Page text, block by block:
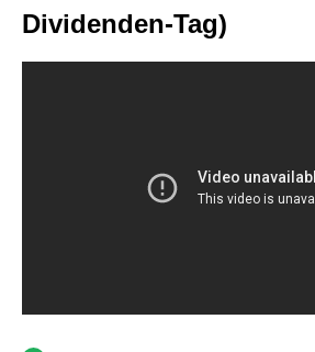
Dividenden-Tag)